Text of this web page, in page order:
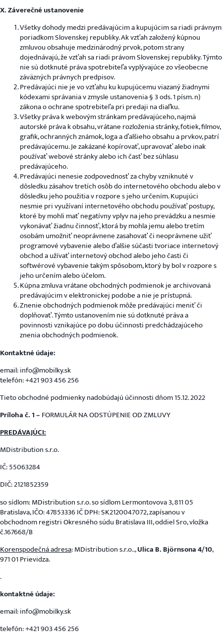
X. Záverečné ustanovenie
Všetky dohody medzi predávajúcim a kupujúcim sa riadi právnym
poriadkom Slovenskej republiky. Ak vzťah založený kúpnou
zmluvou obsahuje medzinárodný prvok, potom strany
dojednávajú, že vzťah sa riadi právom Slovenskej republiky. Týmto
nie sú dotknuté práva spotrebiteľa vyplývajúce zo všeobecne
záväzných právnych predpisov.
Predávajúci nie je vo vzťahu ku kupujúcemu viazaný žiadnymi
kódexami správania v zmysle ustanovenia § 3 ods. 1 písm. n)
zákona o ochrane spotrebiteľa pri predaji na diaľku.
Všetky práva k webovým stránkam predávajúceho, najmä
autorské práva k obsahu, vrátane rozloženia stránky, fotiek, filmov,
grafik, ochranných známok, loga a ďalšieho obsahu a prvkov, patrí
predávajúcemu. Je zakázané kopírovať, upravovať alebo inak
používať webové stránky alebo ich časť bez súhlasu
predávajúceho.
Predávajúci nenesie zodpovednosť za chyby vzniknuté v
dôsledku zásahov tretích osôb do internetového obchodu alebo v
dôsledku jeho použitia v rozpore s jeho určením. Kupujúci
nesmie pri využívaní internetového obchodu používať postupy,
ktoré by mohli mať negatívny vplyv na jeho prevádzku a nesmie
vykonávať žiadnu činnosť, ktorá by mohla jemu alebo tretím
osobám umožniť neoprávnene zasahovať či neoprávnene užiť
programové vybavenie alebo ďalšie súčasti tvoriace internetový
obchod a užívať internetový obchod alebo jeho časti či
softwérové vybavenie takým spôsobom, ktorý by bol v rozpore s
jeho určením alebo účelom.
Kúpna zmluva vrátane obchodných podmienok je archivovaná
predávajúcim v elektronickej podobe a nie je prístupná.
Znenie obchodných podmienok môže predávajúci meniť či
doplňovať. Týmto ustanovením nie sú dotknuté práva a
povinnosti vznikajúce po dobu účinnosti predchádzajúceho
znenia obchodných podmienok.
Kontaktné údaje:
email: info@mobilky.sk
telefón: +421 903 456 256
Tieto obchodné podmienky nadobúdajú účinnosti dňom 15.12. 2022
Príloha č. 1 – FORMULÁR NA ODSTÚPENIE OD ZMLUVY
PREDÁVAJÚCI:
MDistribution s.r.o.
IČ: 55063284
DIČ: 2121852359
so sídlom: MDistribution s.r.o. so sídlom Lermontovova 3, 811 05
Bratislava, IČO: 47853336 IČ DPH: SK2120047072, zapísanou v
obchodnom registri Okresného súdu Bratislava III, oddiel Sro, vložka
č.167668/B
Korenspodečná adresa: MDistribution s.r.o..,Ulica B. Björnsona 4/10,
971 01 Prievidza.
.
kontaktné údaje:
email: info@mobilky.sk
telefón: +421 903 456 256